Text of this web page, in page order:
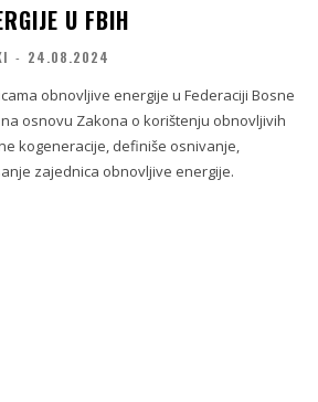
U FBIH
- 24.08.2024
obnovljive energije u Federaciji Bosne
osnovu Zakona o korištenju obnovljivih
kogeneracije, definiše osnivanje,
zajednica obnovljive energije.